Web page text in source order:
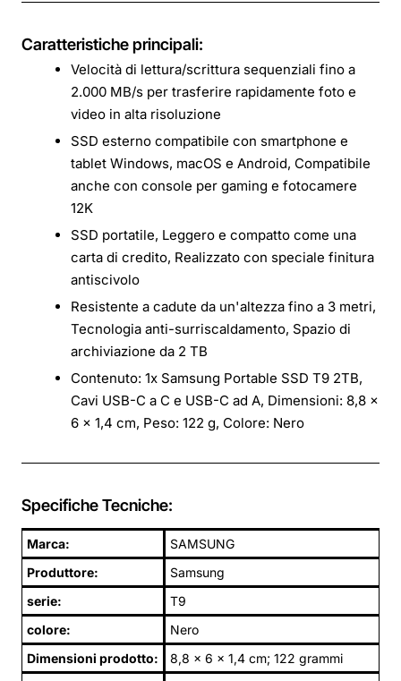
Caratteristiche principali:
Velocità di lettura/scrittura sequenziali fino a
2.000 MB/s per trasferire rapidamente foto e
video in alta risoluzione
SSD esterno compatibile con smartphone e
tablet Windows, macOS e Android, Compatibile
anche con console per gaming e fotocamere
12K
SSD portatile, Leggero e compatto come una
carta di credito, Realizzato con speciale finitura
antiscivolo
Resistente a cadute da un'altezza fino a 3 metri,
Tecnologia anti-surriscaldamento, Spazio di
archiviazione da 2 TB
Contenuto: 1x Samsung Portable SSD T9 2TB,
Cavi USB-C a C e USB-C ad A, Dimensioni: 8,8 x
6 x 1,4 cm, Peso: 122 g, Colore: Nero
Specifiche Tecniche:
Marca:
SAMSUNG
Produttore:
Samsung
serie:
T9
colore:
‎Nero
Dimensioni prodotto:
8,8 x 6 x 1,4 cm; 122 grammi